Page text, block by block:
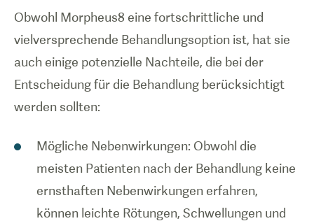
Obwohl Morpheus8 eine fortschrittliche und
vielversprechende Behandlungsoption ist, hat sie
auch einige potenzielle Nachteile, die bei der
Entscheidung für die Behandlung berücksichtigt
werden sollten:
Mögliche Nebenwirkungen: Obwohl die
meisten Patienten nach der Behandlung keine
ernsthaften Nebenwirkungen erfahren,
können leichte Rötungen, Schwellungen und